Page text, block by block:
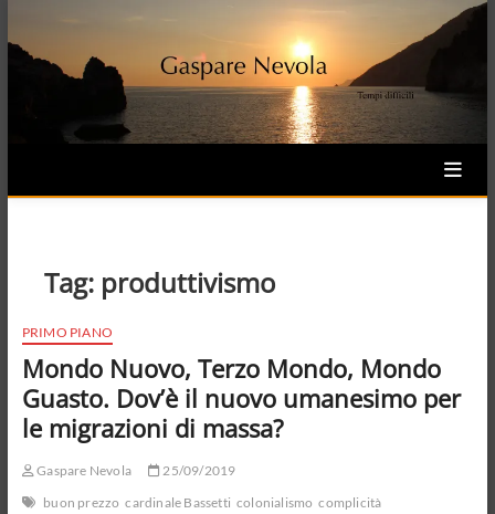
content
Tag: produttivismo
PRIMO PIANO
Mondo Nuovo, Terzo Mondo, Mondo
Guasto. Dov’è il nuovo umanesimo per
le migrazioni di massa?
Gaspare Nevola
25/09/2019
buon prezzo cardinale Bassetti colonialismo complicità